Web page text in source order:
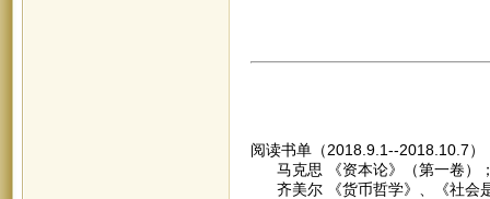
阅读书单（2018.9.1--2018.10.7
马克思 《资本论》（第一卷）
齐美尔 《货币哲学》、《社会